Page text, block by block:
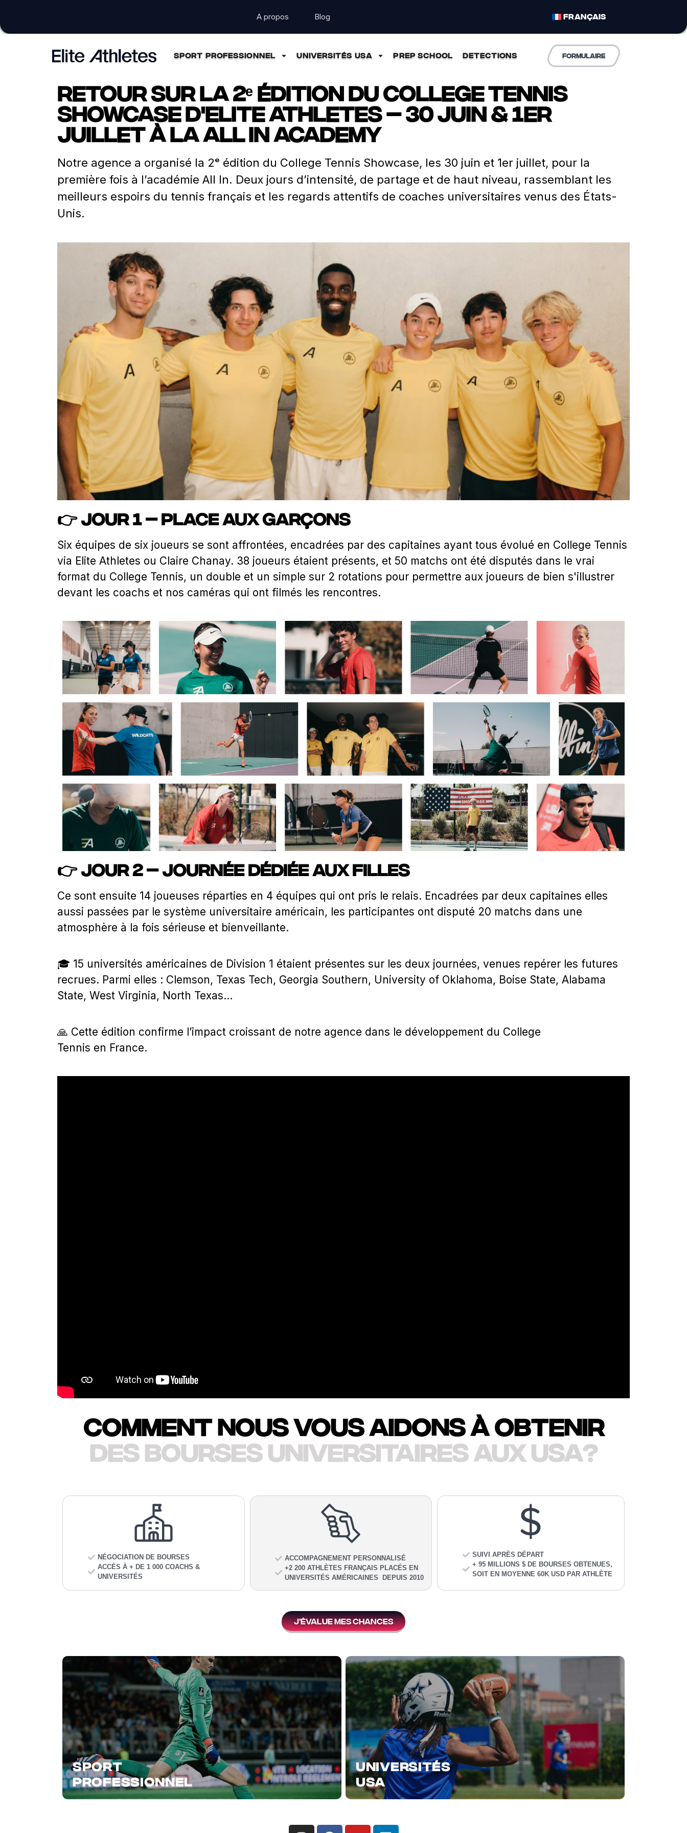
A propos Blog FRANÇAIS
SPORT PROFESSIONNEL UNIVERSITÉS USA PREP SCHOOL DETECTIONS formulaire
Retour sur la 2ᵉ édition du College Tennis
Showcase d'Elite Athletes – 30 juin & 1er
juillet à la All In Academy
Notre agence a organisé la 2ᵉ édition du College Tennis Showcase, les 30 juin et 1er juillet, pour la
première fois à l’académie All In. Deux jours d’intensité, de partage et de haut niveau, rassemblant les
meilleurs espoirs du tennis français et les regards attentifs de coaches universitaires venus des États-
Unis.
👉 Jour 1 – Place aux garçons
Six équipes de six joueurs se sont affrontées, encadrées par des capitaines ayant tous évolué en College Tennis
via Elite Athletes ou Claire Chanay. 38 joueurs étaient présents, et 50 matchs ont été disputés dans le vrai
format du College Tennis, un double et un simple sur 2 rotations pour permettre aux joueurs de bien s'illustrer
devant les coachs et nos caméras qui ont filmés les rencontres.
👉 Jour 2 – Journée dédiée aux filles
Ce sont ensuite 14 joueuses réparties en 4 équipes qui ont pris le relais. Encadrées par deux capitaines elles
aussi passées par le système universitaire américain, les participantes ont disputé 20 matchs dans une
atmosphère à la fois sérieuse et bienveillante.
🎓 15 universités américaines de Division 1 étaient présentes sur les deux journées, venues repérer les futures
recrues. Parmi elles : Clemson, Texas Tech, Georgia Southern, University of Oklahoma, Boise State, Alabama
State, West Virginia, North Texas...
🙏 Cette édition confirme l’impact croissant de notre agence dans le développement du College
Tennis en France.
comment nous vous aidons à obtenir
des bourses universitaires aux usa?
NÉGOCIATION DE BOURSES
ACCÈS À + DE 1 000 COACHS &
UNIVERSITÉS
ACCOMPAGNEMENT PERSONNALISÉ
+2 200 ATHLÈTES FRANÇAIS PLACÉS EN
UNIVERSITÉS AMÉRICAINES DEPUIS 2010
SUIVI APRÈS DÉPART
+ 95 MILLIONS $ DE BOURSES OBTENUES,
SOIT EN MOYENNE 60K USD PAR ATHLÈTE
j'évalue mes chances
SPORT
PROFESSIONNEL
UNIVERSITÉS
USA